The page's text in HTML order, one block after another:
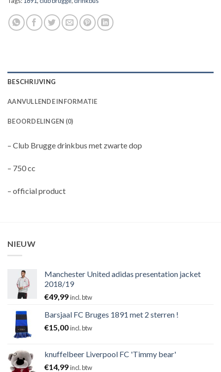
BESCHRIJVING
AANVULLENDE INFORMATIE
BEOORDELINGEN (0)
– Club Brugge drinkbus met zwarte dop
– 750 cc
– official product
NIEUW
Manchester United adidas presentation jacket
2018/19
€49,99incl. btw
Barsjaal FC Bruges 1891 met 2 sterren !
€15,00incl. btw
knuffelbeer Liverpool FC 'Timmy bear'
€14,99incl. btw